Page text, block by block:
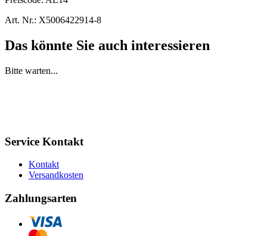
Art. Nr.: X5006422914-8
Das könnte Sie auch interessieren
Bitte warten...
Service Kontakt
Kontakt
Versandkosten
Zahlungsarten